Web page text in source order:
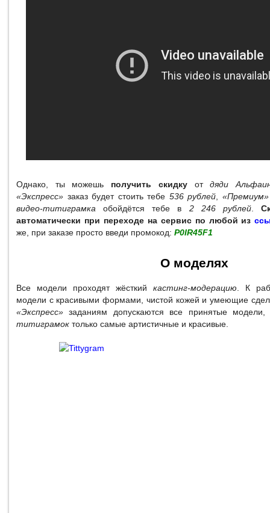
Однако, ты можешь получить скидкуотдяди
«Экспресс» заказ будет стоить тебе 536 рублей «Премиум»
видео-титиграмка обойдётся тебе в 2 246 рублей.
автоматически при переходе на сервис по любой из
же, при заказе просто введи промокод: P0IR45F1
О моделях
Все модели проходят жёсткий кастинг-модерацию . К
модели с красивыми формами, чистой кожей и умеющие
«Экспресс» заданиям допускаются все принятые
титиграмок только самые артистичные и красивые.